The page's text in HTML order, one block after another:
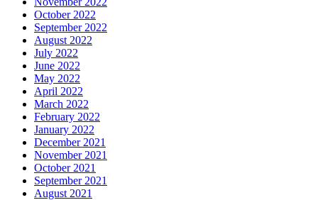
October 2022
September 2022
August 2022
July 2022
June 2022
May 2022
April 2022
March 2022
February 2022
January 2022
December 2021
November 2021
October 2021
September 2021
August 2021